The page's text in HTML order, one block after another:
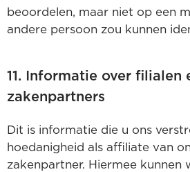
beoordelen, maar niet op een
andere persoon zou kunnen
11. Informatie over filialen
zakenpartners
Dit is informatie die u ons
hoedanigheid als affiliate van
zakenpartner. Hiermee kunnen